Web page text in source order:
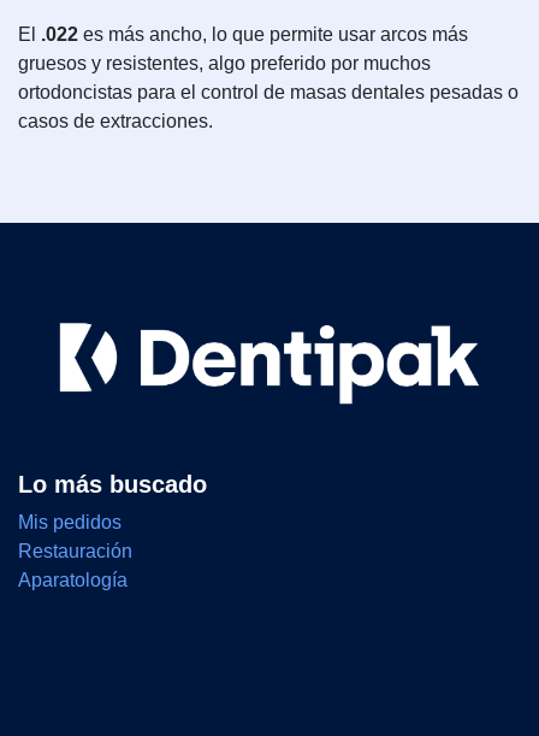
El .022 es más ancho, lo que permite usar arcos más
gruesos y resistentes, algo preferido por muchos
ortodoncistas para el control de masas dentales pesadas o
casos de extracciones.
Lo más buscado
Mis pedidos
Restauración
Aparatología